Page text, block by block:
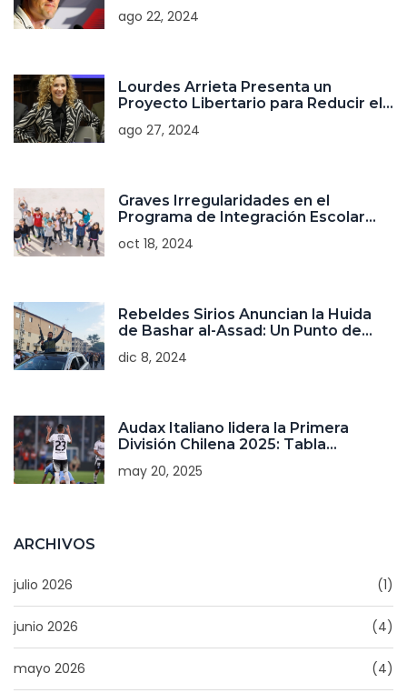
Ralf Schumacher
ago 22, 2024
Lourdes Arrieta Presenta un
Proyecto Libertario para Reducir el
Genocidio
ago 27, 2024
Graves Irregularidades en el
Programa de Integración Escolar
de Chile
oct 18, 2024
Rebeldes Sirios Anuncian la Huida
de Bashar al-Assad: Un Punto de
dic 8, 2024
Audax Italiano lidera la Primera
División Chilena 2025: Tabla
campeonato
may 20, 2025
ARCHIVOS
julio 2026 (1)
junio 2026 (4)
mayo 2026 (4)